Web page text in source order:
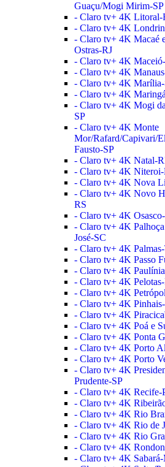
Guaçu/Mogi Mirim-SP
- Claro tv+ 4K Litoral-
- Claro tv+ 4K
- Claro tv+ 4K Macaé
Ostras-RJ
- Claro tv+ 4K
- Claro tv+ 4K
- Claro tv+ 4K Marília-
- Claro tv+ 4K
- Claro tv+ 4K Mogi
SP
- Claro tv+ 4K Monte
Mor/Rafard/Capivari/
Fausto-SP
- Claro tv+ 4K Natal-
- Claro tv+ 4K Niteroi-
- Claro tv+ 4K Nova
- Claro tv+ 4K Novo
RS
- Claro tv+ 4K
- Claro tv+ 4K Palhoça
José-SC
- Claro tv+ 4K
- Claro tv+ 4K Passo
- Claro tv+ 4K
- Claro tv+ 4K
- Claro tv+ 4K
- Claro tv+ 4K
- Claro tv+ 4K
- Claro tv+ 4K Poá e
- Claro tv+ 4K Ponta
- Claro tv+ 4K Porto
- Claro tv+ 4K Porto
- Claro tv+ 4K
Prudente-SP
- Claro tv+ 4K Recife-
- Claro tv+ 4K
- Claro tv+ 4K Rio
- Claro tv+ 4K Rio de
- Claro tv+ 4K Rio
- Claro tv+ 4K
- Claro tv+ 4K